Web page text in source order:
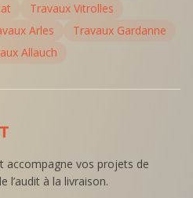
Travaux Vitrolles
Arles Travaux Gardanne
Allauch
accompagne vos projets de
l’audit à la livraison.